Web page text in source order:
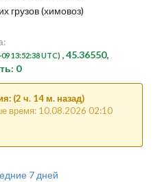
грузов (химовоз)
13:52:38 UTC) , 45.36550,
0
(2 ч. 14 м. назад)
время: 10.08.2026 02:10
7 дней